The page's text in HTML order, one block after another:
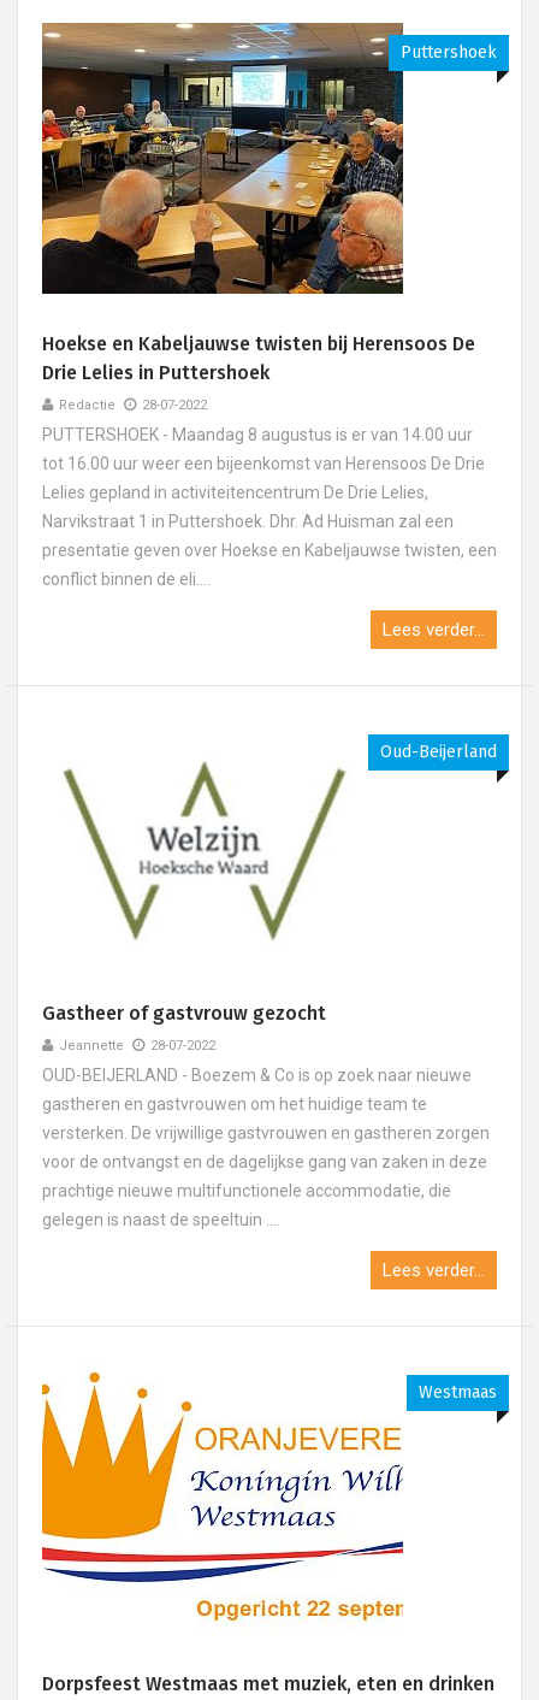
Puttershoek
Hoekse en Kabeljauwse twisten bij Herensoos De
Drie Lelies in Puttershoek
Redactie 28-07-2022
PUTTERSHOEK - Maandag 8 augustus is er van 14.00 uur
tot 16.00 uur weer een bijeenkomst van Herensoos De Drie
Lelies gepland in activiteitencentrum De Drie Lelies,
Narvikstraat 1 in Puttershoek. Dhr. Ad Huisman zal een
presentatie geven over Hoekse en Kabeljauwse twisten, een
conflict binnen de eli....
Lees verder...
Oud-Beijerland
Gastheer of gastvrouw gezocht
Jeannette 28-07-2022
OUD-BEIJERLAND - Boezem & Co is op zoek naar nieuwe
gastheren en gastvrouwen om het huidige team te
versterken. De vrijwillige gastvrouwen en gastheren zorgen
voor de ontvangst en de dagelijkse gang van zaken in deze
prachtige nieuwe multifunctionele accommodatie, die
gelegen is naast de speeltuin ....
Lees verder...
Westmaas
Dorpsfeest Westmaas met muziek, eten en drinken